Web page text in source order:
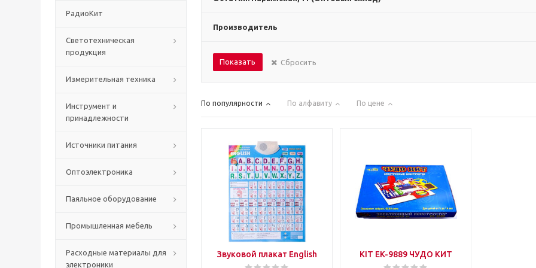
РадиоКит
Светотехническая
продукция
Измерительная техника
Инструмент и
принадлежности
Источники питания
Оптоэлектроника
Паяльное оборудование
Промышленная мебель
Расходные материалы для
электроники
Производитель
Показать Сбросить
По популярности По алфавиту По цене
Звуковой плакат English KIT EK-9889 ЧУДО КИТ